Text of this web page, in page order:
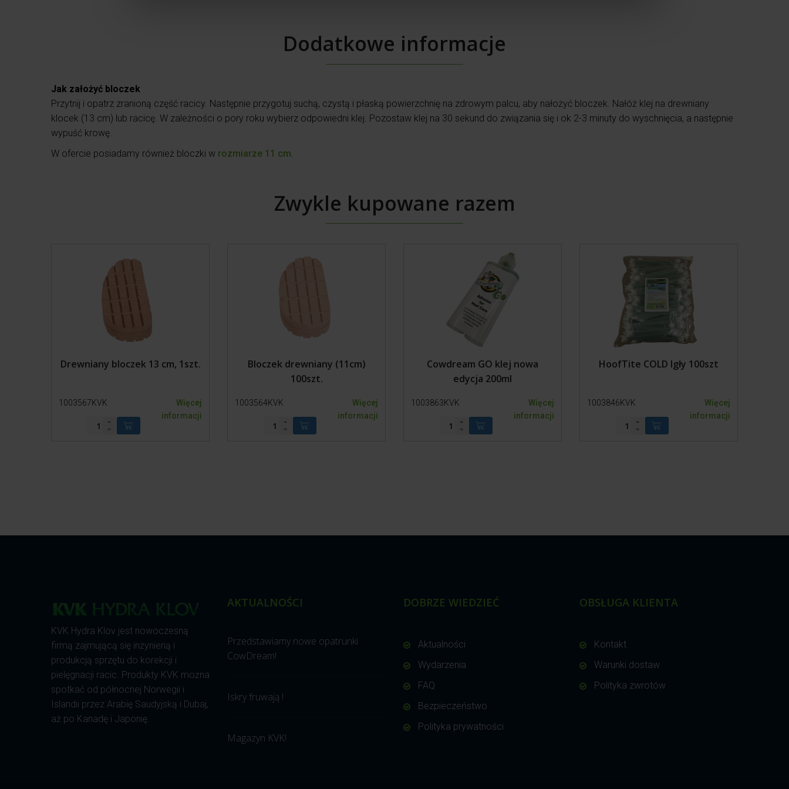
Dodatkowe informacje
Jak założyć bloczek
Przytnij i opatrz zranioną część racicy. Następnie przygotuj suchą, czystą i płaską powierzchnię na zdrowym palcu, aby nałożyć bloczek. Nałóż klej na drewniany
klocek (13 cm) lub racicę. W zależności o pory roku wybierz odpowiedni klej. Pozostaw klej na 30 sekund do związania się i ok 2-3 minuty do wyschnięcia, a następnie
wypuść krowę.
W ofercie posiadamy również bloczki w rozmiarze 11 cm
Zwykle kupowane razem
Drewniany bloczek 13 cm, 1szt.
1003567KVK
Więcej
informacji
Bloczek drewniany (11cm)
100szt.
1003564KVK
Więcej
informacji
Cowdream GO klej nowa
edycja 200ml
1003863KVK
Więcej
informacji
HoofTite COLD Igły 100szt
1003846KVK
Więcej
informacji
KVK Hydra Klov jest nowoczesną
firmą zajmującą się inżynierią i
produkcją sprzętu do korekcji i
pielęgnacji racic. Produkty KVK można
spotkać od północnej Norwegii i
Islandii przez Arabię Saudyjską i Dubaj,
aż po Kanadę i Japonię.
AKTUALNOŚCI
Przedstawiamy nowe opatrunki
CowDream!
Iskry fruwają !
Magazyn KVK!
DOBRZE WIEDZIEĆ
Aktualności
Wydarzenia
FAQ
Bezpieczeństwo
Polityka prywatności
OBSŁUGA KLIENTA
Kontakt
Warunki dostaw
Polityka zwrotów